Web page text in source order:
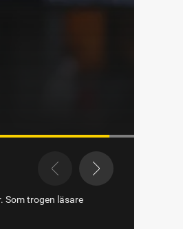
Som trogen läsare